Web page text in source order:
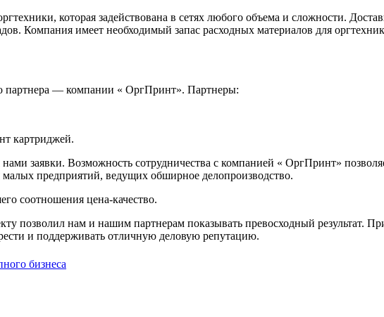
которая задействована в сетях любого объема и сложности.
Компания имеет необходимый запас расходных материалов для
партнера — компании « ОргПринт». Партнеры:
картриджей.
заявки. Возможность сотрудничества с компанией « ОргПринт»
предприятий, ведущих обширное делопроизводство.
соотношения цена-качество.
позволил нам и нашим партнерам показывать превосходный результат.
и поддерживать отличную деловую репутацию.
бизнеса